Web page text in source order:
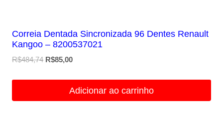
Correia Dentada Sincronizada 96 Dentes Renault
Kangoo – 8200537021
R$484,74 O
R$85,00O
é:
Adicionar ao carrinho